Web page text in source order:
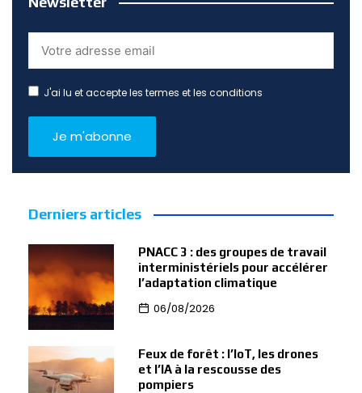
J'ai lu et accepte les termes et les conditions
Derniers articles
PNACC 3 : des groupes de travail
interministériels pour accélérer
l’adaptation climatique
06/08/2026
Feux de forêt : l’IoT, les drones
et l’IA à la rescousse des
pompiers